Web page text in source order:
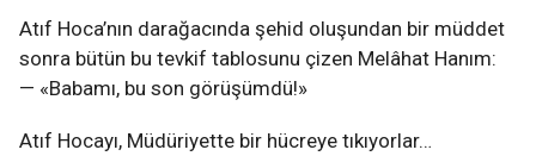
Atıf Hoca’nın darağacında şehid oluşundan bir müddet
sonra bütün bu tevkif tablosunu çizen Melâhat Hanım:
— «Babamı, bu son görüşümdü!»
Atıf Hocayı, Müdüriyette bir hücreye tıkıyorlar…